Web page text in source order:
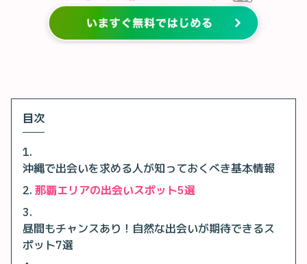
目次
沖縄で出会いを求める人が知っておくべき基本情報
那覇エリアの出会いスポット5選
昼間もチャンスあり！自然な出会いが期待できるス
ポット7選